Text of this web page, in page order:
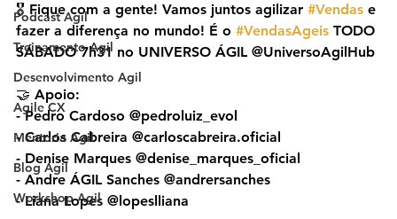
Podcast Agil
Treinamento Agil
Desenvolvimento Agil
Agile CX
Mentoria Agil
Blog Agil
Workshop Agil
🎖️ Fique com a gente! Vamos juntos agilizar #Vendas e
fazer a diferença no mundo! É o #VendasAgeis TODO
SÁBADO 7h31 no UNIVERSO ÁGIL @UniversoAgilHub
🤝 Apoio:
- Pedro Cardoso @pedroluiz_evol
- Carlos Cabreira @carloscabreira.oficial
- Denise Marques @‌denise_marques_oficial
- Andre ÁGIL Sanches @andrersanches
- Liana Lopes @lopeslliana